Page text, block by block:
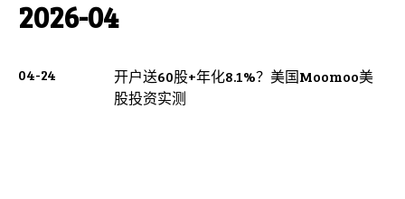
2026-04
04-24
开户送60股+年化8.1%？美国Moomoo美
股投资实测